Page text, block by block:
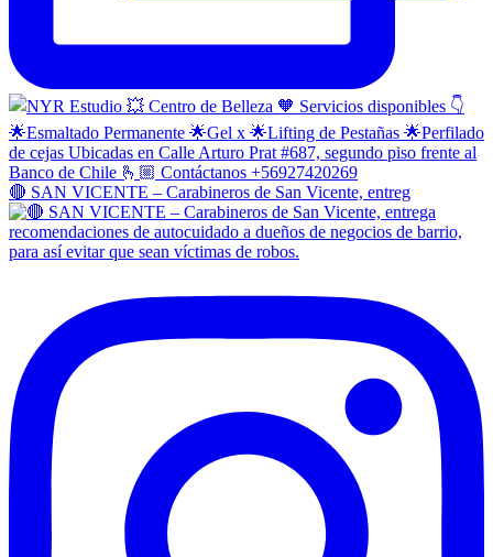
🔴 SAN VICENTE – Carabineros de San Vicente, entreg